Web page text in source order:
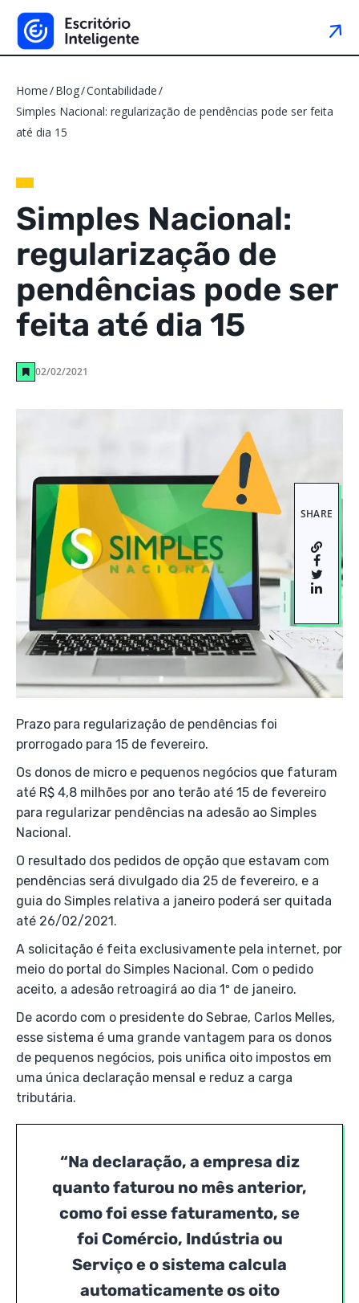
Home Blog Contabilidade
Simples Nacional: regularização de pendências pode ser feita
até dia 15
Simples Nacional:
regularização de
pendências pode ser
feita até dia 15
02/02/2021
SHARE
Prazo para regularização de pendências foi
prorrogado para 15 de fevereiro.
Os donos de micro e pequenos negócios que faturam
até R$ 4,8 milhões por ano terão até 15 de fevereiro
para regularizar pendências na adesão ao Simples
Nacional.
O resultado dos pedidos de opção que estavam com
pendências será divulgado dia 25 de fevereiro, e a
guia do Simples relativa a janeiro poderá ser quitada
até 26/02/2021.
A solicitação é feita exclusivamente pela internet, por
meio do portal do Simples Nacional. Com o pedido
aceito, a adesão retroagirá ao dia 1º de janeiro.
De acordo com o presidente do Sebrae, Carlos Melles,
esse sistema é uma grande vantagem para os donos
de pequenos negócios, pois unifica oito impostos em
uma única declaração mensal e reduz a carga
tributária.
“Na declaração, a empresa diz
quanto faturou no mês anterior,
como foi esse faturamento, se
foi Comércio, Indústria ou
Serviço e o sistema calcula
automaticamente os oito